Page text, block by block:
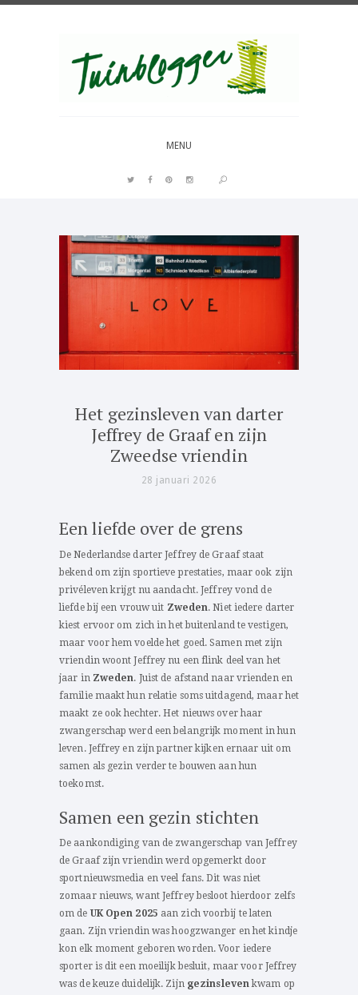
MENU
Het gezinsleven van darter
Jeffrey de Graaf en zijn
Zweedse vriendin
28 januari 2026
Een liefde over de grens
De Nederlandse darter Jeffrey de Graaf staat
bekend om zijn sportieve prestaties, maar ook zijn
privéleven krijgt nu aandacht. Jeffrey vond de
liefde bij een vrouw uit Zweden. Niet iedere darter
kiest ervoor om zich in het buitenland te vestigen,
maar voor hem voelde het goed. Samen met zijn
vriendin woont Jeffrey nu een flink deel van het
jaar in Zweden. Juist de afstand naar vrienden en
familie maakt hun relatie soms uitdagend, maar het
maakt ze ook hechter. Het nieuws over haar
zwangerschap werd een belangrijk moment in hun
leven. Jeffrey en zijn partner kijken ernaar uit om
samen als gezin verder te bouwen aan hun
toekomst.
Samen een gezin stichten
De aankondiging van de zwangerschap van Jeffrey
de Graaf zijn vriendin werd opgemerkt door
sportnieuwsmedia en veel fans. Dit was niet
zomaar nieuws, want Jeffrey besloot hierdoor zelfs
om de UK Open 2025 aan zich voorbij te laten
gaan. Zijn vriendin was hoogzwanger en het kindje
kon elk moment geboren worden. Voor iedere
sporter is dit een moeilijk besluit, maar voor Jeffrey
was de keuze duidelijk. Zijn gezinslevenkwam op